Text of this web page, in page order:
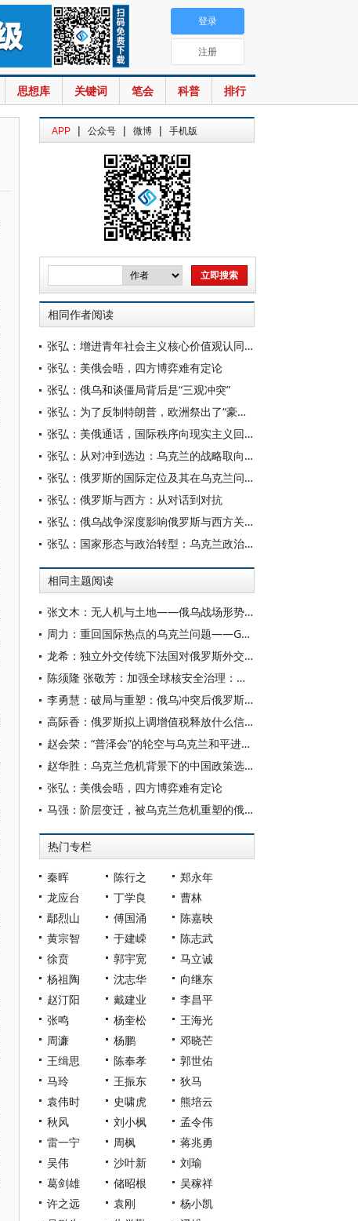
思想库 关键词 笔会 科普 排行
登录
注册
APP | 公众号 | 微博 | 手机版
相同作者阅读
张弘：增进青年社会主义核心价值观认同的机理与路径
张弘：美俄会晤，四方博弈难有定论
张弘：俄乌和谈僵局背后是“三观冲突”
张弘：为了反制特朗普，欧洲祭出了“豪猪”战略
张弘：美俄通话，国际秩序向现实主义回归
张弘：从对冲到选边：乌克兰的战略取向与俄乌冲突的困局
张弘：俄罗斯的国际定位及其在乌克兰问题上的政策选择
张弘：俄罗斯与西方：从对话到对抗
张弘：俄乌战争深度影响俄罗斯与西方关系
张弘：国家形态与政治转型：乌克兰政治转型三十年评析
相同主题阅读
张文木：无人机与土地——俄乌战场形势分析
周力：重回国际热点的乌克兰问题——G7峰会同俄罗斯新一轮的较量
龙希：独立外交传统下法国对俄罗斯外交政策的转向与再平衡
陈须隆 张敬芳：加强全球核安全治理：俄乌冲突对全球核态势的影响及其应对
李勇慧：破局与重塑：俄乌冲突后俄罗斯外交特点
高际香：俄罗斯拟上调增值税释放什么信号
赵会荣：“普泽会”的轮空与乌克兰和平进程的举步维艰
赵华胜：乌克兰危机背景下的中国政策选择与中俄关系
张弘：美俄会晤，四方博弈难有定论
马强：阶层变迁，被乌克兰危机重塑的俄罗斯社会
热门专栏
秦晖 陈行之
郑永年
龙应台
丁学良
曹林
鄢烈山
傅国涌
陈嘉映
黄宗智
于建嵘
陈志武
徐贲
郭宇宽
马立诚
杨祖陶
沈志华
向继东
赵汀阳
戴建业
李昌平
张鸣
杨奎松
王海光
周濂
杨鹏
邓晓芒
王缉思
陈奉孝
郭世佑
马玲
王振东
狄马
袁伟时
史啸虎
熊培云
秋风
刘小枫
孟令伟
雷一宁
周枫
蒋兆勇
吴伟
沙叶新
刘瑜
葛剑雄
储昭根
吴稼祥
许之远
袁刚
杨小凯